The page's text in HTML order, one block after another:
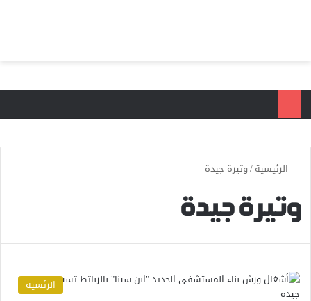
الرئيسية/وتيرة جيدة
وتيرة جيدة
الرئسية